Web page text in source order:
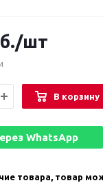
/шт
В корзину
WhatsApp
товара, товар